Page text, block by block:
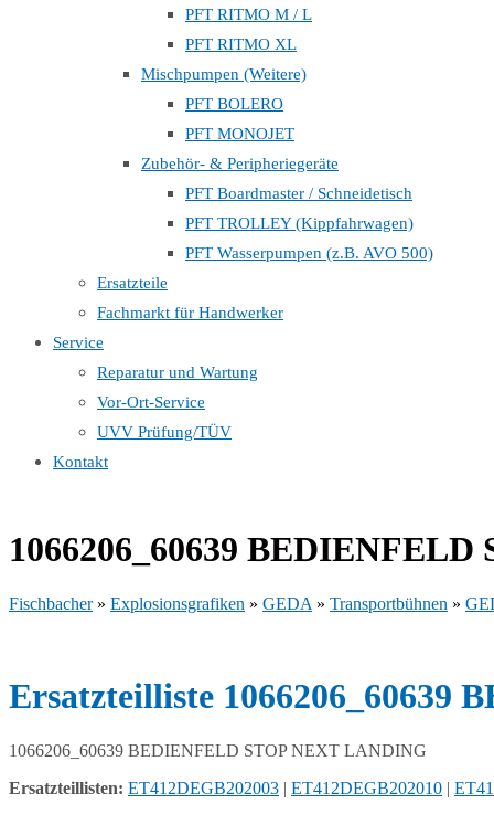
PFT RITMO M / L
PFT RITMO XL
Mischpumpen (Weitere)
PFT BOLERO
PFT MONOJET
Zubehör- & Peripheriegeräte
PFT Boardmaster / Schneidetisch
PFT TROLLEY (Kippfahrwagen)
PFT Wasserpumpen (z.B. AVO 500)
Ersatzteile
Fachmarkt für Handwerker
Service
Reparatur und Wartung
Vor-Ort-Service
UVV Prüfung/TÜV
Kontakt
1066206_60639
Fischbacher» Explosionsgrafiken » GEDA » Transportbühnen »
Ersatzteilliste 1066206_60639
1066206_60639 BEDIENFELD STOP NEXT LANDING
Ersatzteillisten: ET412DEGB202003 | ET412DEGB202010 |